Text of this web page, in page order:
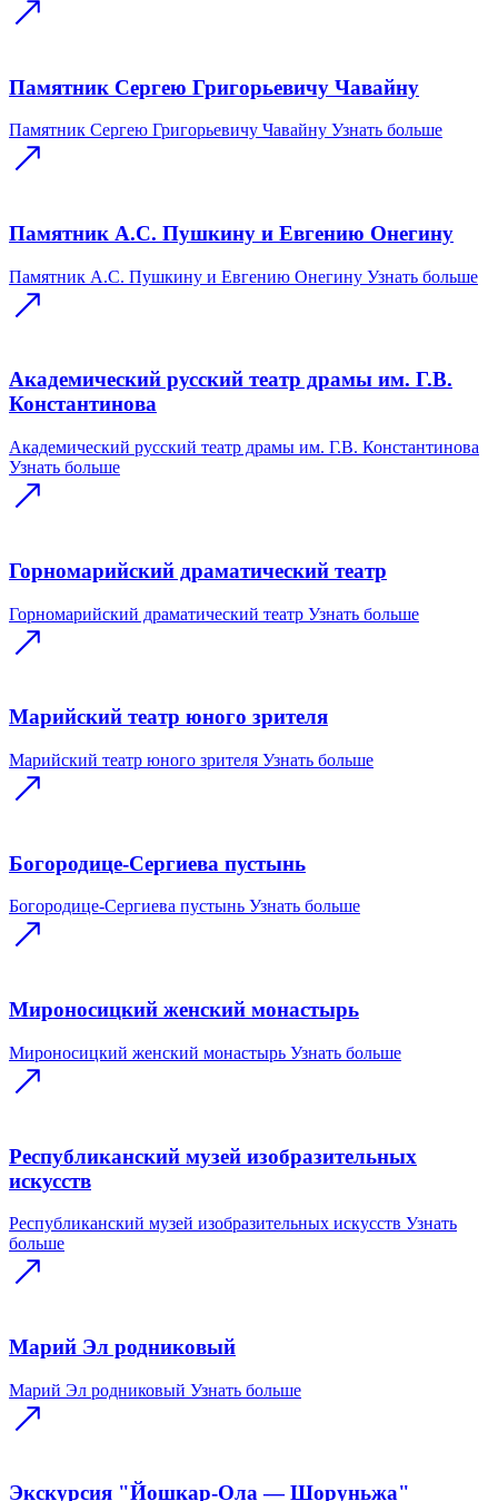
Памятник Сергею Григорьевичу Чавайну
Памятник Сергею Григорьевичу Чавайну Узнать больше
Памятник А.С. Пушкину и Евгению Онегину
Памятник А.С. Пушкину и Евгению Онегину Узнать больше
Академический русский театр драмы им. Г.В.
Константинова
Академический русский театр драмы им. Г.В. Константинова
Узнать больше
Горномарийский драматический театр
Горномарийский драматический театр Узнать больше
Марийский театр юного зрителя
Марийский театр юного зрителя Узнать больше
Богородице-Сергиева пустынь
Богородице-Сергиева пустынь Узнать больше
Мироносицкий женский монастырь
Мироносицкий женский монастырь Узнать больше
Республиканский музей изобразительных
искусств
Республиканский музей изобразительных искусств Узнать
больше
Марий Эл родниковый
Марий Эл родниковый Узнать больше
Экскурсия "Йошкар-Ола — Шоруньжа"